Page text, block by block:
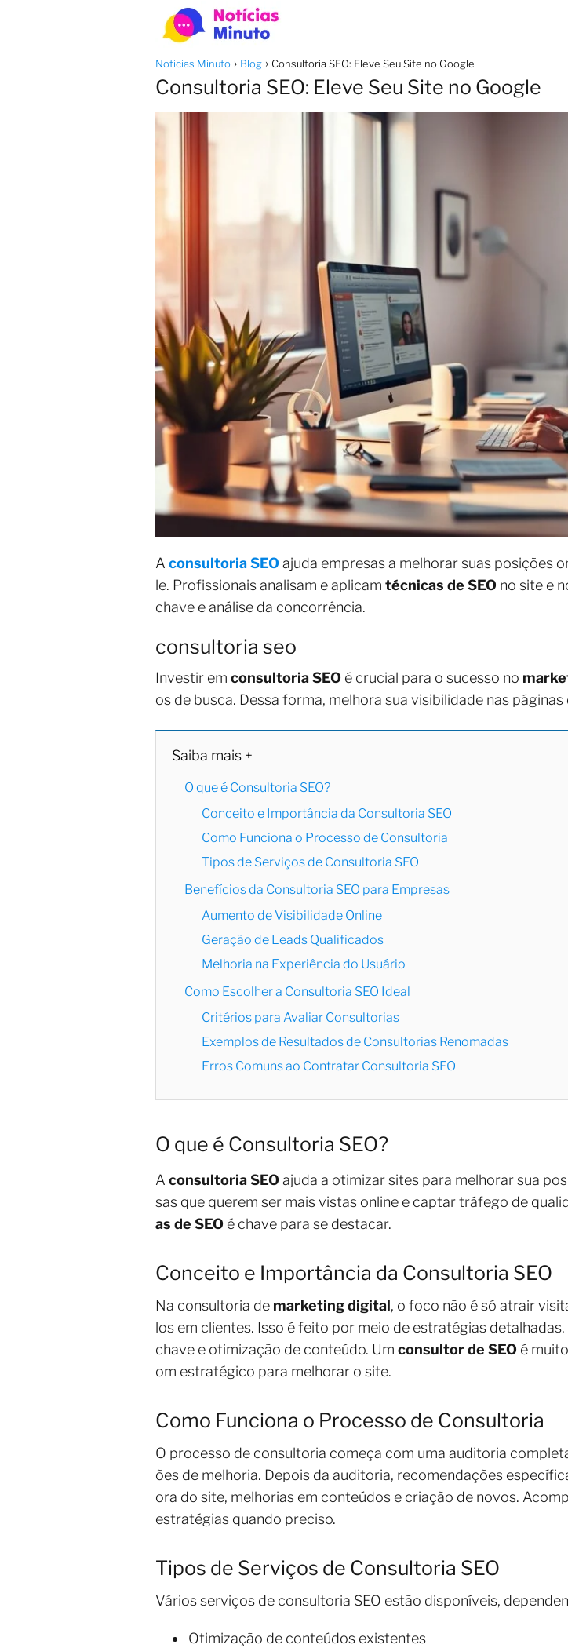
Noticias Minuto Blog Consultoria SEO: Eleve Seu Site no Google
Consultoria SEO: Eleve Seu Site no Google
A consultoria SEOajuda empresas a melhorar suas posições
le. Profissionais analisam e aplicam técnicas de SEO no site e
chave e análise da concorrência.
consultoria seo
Investir em consultoria SEO é crucial para o sucesso no
os de busca. Dessa forma, melhora sua visibilidade nas
Saiba mais +
O que é Consultoria SEO?
Conceito e Importância da Consultoria SEO
Como Funciona o Processo de Consultoria
Tipos de Serviços de Consultoria SEO
Benefícios da Consultoria SEO para Empresas
Aumento de Visibilidade Online
Geração de Leads Qualificados
Melhoria na Experiência do Usuário
Como Escolher a Consultoria SEO Ideal
Critérios para Avaliar Consultorias
Exemplos de Resultados de Consultorias Renomadas
Erros Comuns ao Contratar Consultoria SEO
O que é Consultoria SEO?
A consultoria SEO ajuda a otimizar sites para melhorar sua
sas que querem ser mais vistas online e captar tráfego de
as de SEO é chave para se destacar.
Conceito e Importância da Consultoria SEO
Na consultoria de marketing digital, o foco não é só atrair
los em clientes. Isso é feito por meio de estratégias
chave e otimização de conteúdo. Um consultor de SEO é
om estratégico para melhorar o site.
Como Funciona o Processo de Consultoria
O processo de consultoria começa com uma auditoria
ões de melhoria. Depois da auditoria, recomendações
ora do site, melhorias em conteúdos e criação de novos.
estratégias quando preciso.
Tipos de Serviços de Consultoria SEO
Vários serviços de consultoria SEO estão disponíveis,
Otimização de conteúdos existentes